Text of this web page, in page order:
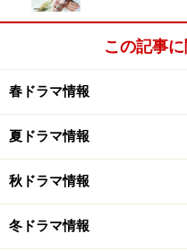
この記事
春ドラマ情報
夏ドラマ情報
秋ドラマ情報
冬ドラマ情報